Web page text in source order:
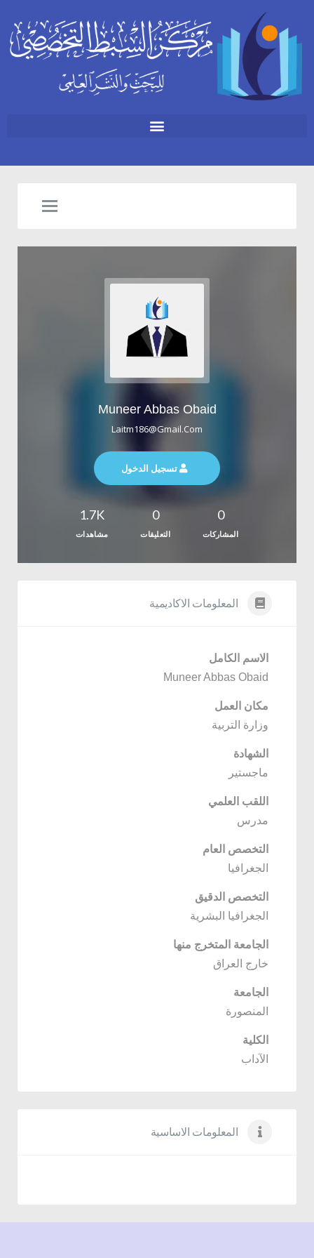
Muneer Abbas Obaid
Laitm186@gmail.com
تسجيل الدخول
0
المشاركات
0
التعليقات
1.7K
مشاهدات
المعلومات الاكاديمية
الاسم الكامل
Muneer Abbas Obaid
مكان العمل
وزارة التربية
الشهادة
ماجستير
اللقب العلمي
مدرس
التخصص العام
الجغرافيا
التخصص الدقيق
الجغرافيا البشرية
الجامعة المتخرج منها
خارج العراق
الجامعة
المنصورة
الكلية
الآداب
المعلومات الاساسية